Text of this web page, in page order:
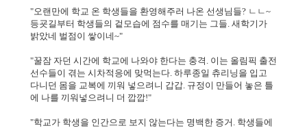
"오랜만에 학교 온 학생들을 환영해주러 나온 선생님들? ㄴㄴ~
등굣길부터 학생들의 겉모습에 점수를 매기는 그들. 새학기가
밝았네 벌점이 쌓이네~"
"꿀잠 자던 시간에 학교에 나와야 한다는 충격. 이는 올림픽 출전
선수들이 겪는 시차적응에 맞먹는다. 하루종일 츄리닝을 입고
다니던 몸을 교복에 끼워 넣으려니 갑갑. 규정이 만들어 놓은 틀
에 나를 끼워넣으려니 더 깝깝!"
"학교가 학생을 인간으로 보지 않는다는 명백한 증거. 학생들에